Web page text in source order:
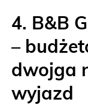
4. B&B
–
dwojga
wyjazd